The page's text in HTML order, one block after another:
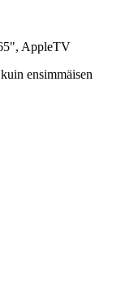
AppleTV
ensimmäisen